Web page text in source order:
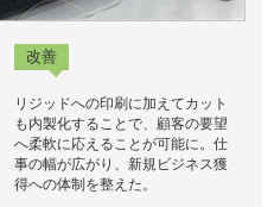
改善
リジッドへの印刷に加えてカット
も内製化することで、顧客の要望
へ柔軟に応えることが可能に。仕
事の幅が広がり、新規ビジネス獲
得への体制を整えた。